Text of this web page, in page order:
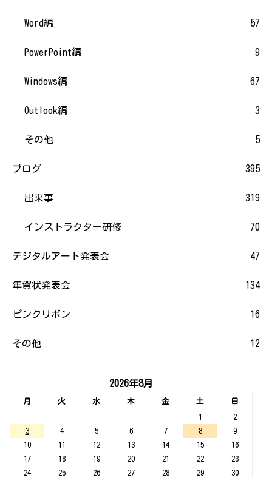
Word編 57
PowerPoint編 9
Windows編 67
Outlook編 3
その他 5
ブログ 395
出来事 319
インストラクター研修 70
デジタルアート発表会 47
年賀状発表会 134
ピンクリボン 16
その他 12
2026年8月
月 火 水 木 金 土
日
1
2
3
4 5 6 7 8
9
10
11 12 13 14 15
16
17
18 19 20 21 22
23
24
25 26 27 28 29
30